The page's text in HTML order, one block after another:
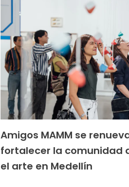
Amigos MAMM se
fortalecer la comunidad
el arte en Medellín